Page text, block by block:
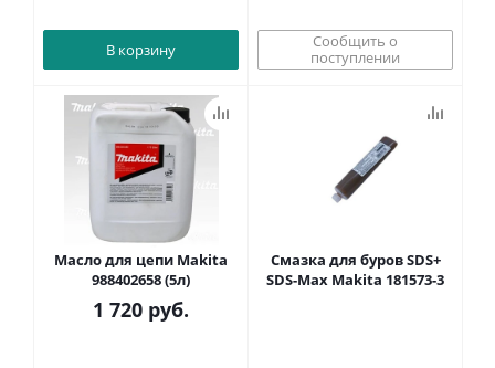
В корзину
Сообщить о
поступлении
Масло для цепи Makita
988402658 (5л)
1 720 руб.
Смазка для буров SDS+
SDS-Max Makita 181573-3